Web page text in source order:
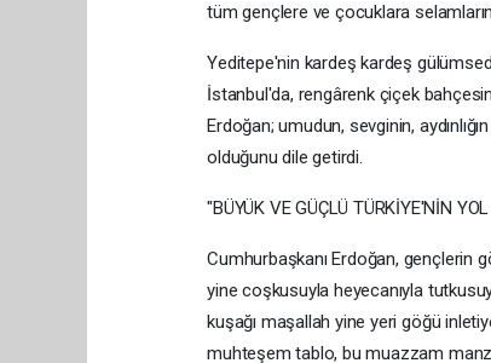
tüm gençlere ve çocuklara
Yeditepe'nin kardeş kardeş
İstanbul'da, rengârenk çiçek
Erdoğan; umudun, sevginin,
olduğunu dile getirdi.
"BÜYÜK VE GÜÇLÜ TÜRKİYE'NİN
Cumhurbaşkanı Erdoğan, gençlerin
yine coşkusuyla heyecanıyla
kuşağı maşallah yine yeri göğü
muhteşem tablo, bu muazzam